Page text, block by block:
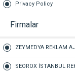
Privacy Policy
Firmalar
ZEYMEDYA REKLAM
PAZARLAMA AJANSI,
SEOROX İSTANBUL